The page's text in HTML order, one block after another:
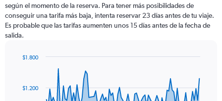
según el momento de la reserva. Para tener más posibilidades de
conseguir una tarifa más baja, intenta reservar 23 días antes de tu viaje.
Es probable que las tarifas aumenten unos 15 días antes de la fecha de
salida.
data
$1.200
$1.800